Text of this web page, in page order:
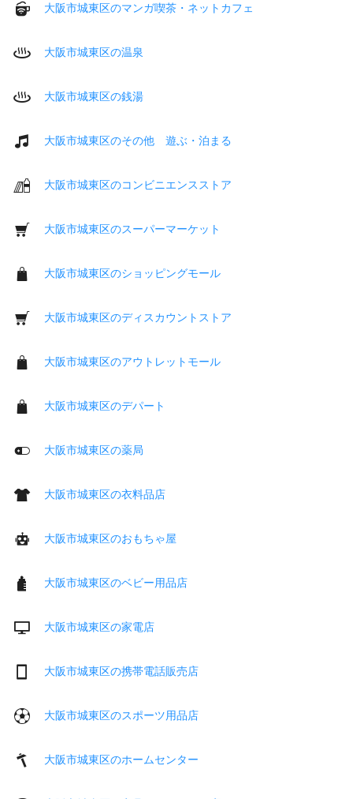
大阪市城東区のマンガ喫茶・ネットカフェ
大阪市城東区の温泉
大阪市城東区の銭湯
大阪市城東区のその他 遊ぶ・泊まる
大阪市城東区のコンビニエンスストア
大阪市城東区のスーパーマーケット
大阪市城東区のショッピングモール
大阪市城東区のディスカウントストア
大阪市城東区のアウトレットモール
大阪市城東区のデパート
大阪市城東区の薬局
大阪市城東区の衣料品店
大阪市城東区のおもちゃ屋
大阪市城東区のベビー用品店
大阪市城東区の家電店
大阪市城東区の携帯電話販売店
大阪市城東区のスポーツ用品店
大阪市城東区のホームセンター